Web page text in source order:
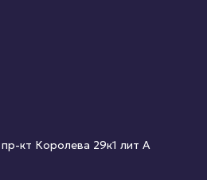
кт Королева 29к1 лит А